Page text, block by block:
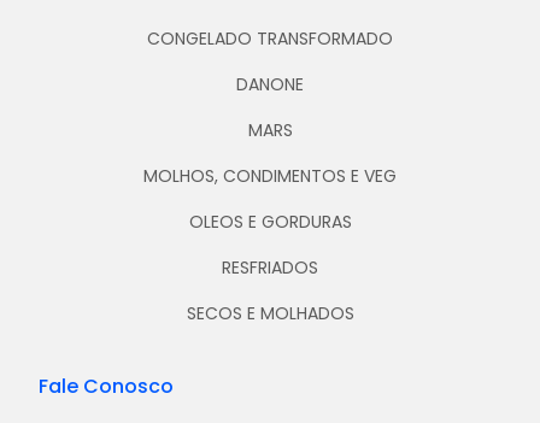
CONGELADO TRANSFORMADO
DANONE
MARS
MOLHOS, CONDIMENTOS E VEG
OLEOS E GORDURAS
RESFRIADOS
SECOS E MOLHADOS
Fale Conosco